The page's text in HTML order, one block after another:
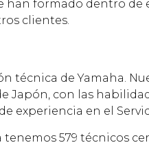
han formado dentro de
clientes.
técnica de Yamaha.
Japón, con las
experiencia en el
579 técnicos